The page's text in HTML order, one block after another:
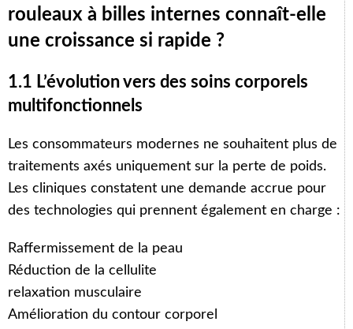
rouleaux à billes internes connaît-elle
une croissance si rapide ?
1.1 L’évolution vers des soins corporels
multifonctionnels
Les consommateurs modernes ne souhaitent plus de
traitements axés uniquement sur la perte de poids.
Les cliniques constatent une demande accrue pour
des technologies qui prennent également en charge :
Raffermissement de la peau
Réduction de la cellulite
relaxation musculaire
Amélioration du contour corporel